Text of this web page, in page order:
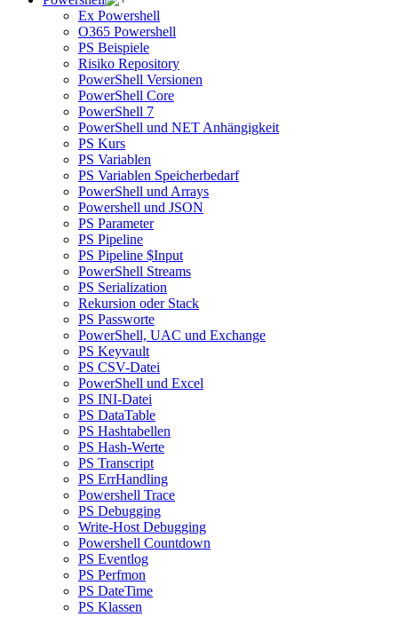
Ex Powershell
O365 Powershell
PS Beispiele
Risiko Repository
PowerShell Versionen
PowerShell Core
PowerShell 7
PowerShell und NET Anhängigkeit
PS Kurs
PS Variablen
PS Variablen Speicherbedarf
PowerShell und Arrays
Powershell und JSON
PS Parameter
PS Pipeline
PS Pipeline $Input
PowerShell Streams
PS Serialization
Rekursion oder Stack
PS Passworte
PowerShell, UAC und Exchange
PS Keyvault
PS CSV-Datei
PowerShell und Excel
PS INI-Datei
PS DataTable
PS Hashtabellen
PS Hash-Werte
PS Transcript
PS ErrHandling
Powershell Trace
PS Debugging
Write-Host Debugging
Powershell Countdown
PS Eventlog
PS Perfmon
PS DateTime
PS Klassen